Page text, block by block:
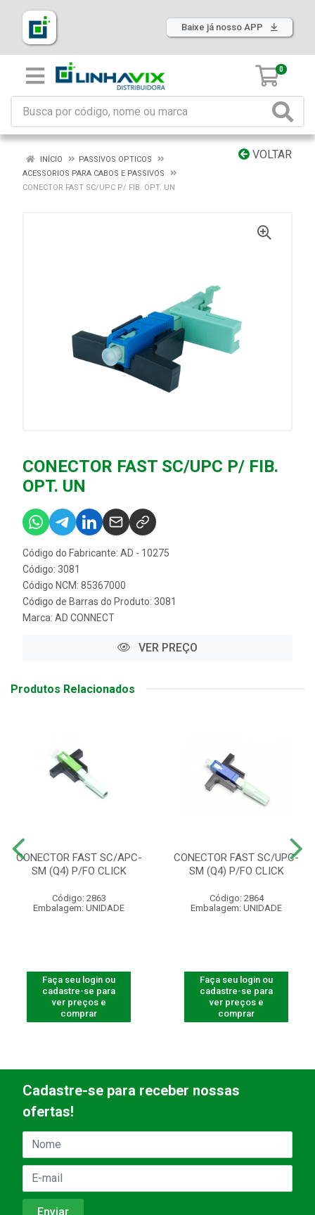
Baixe já nosso APP
0
VOLTAR
INÍCIO
PASSIVOS OPTICOS
ACESSORIOS PARA CABOS E PASSIVOS
CONECTOR FAST SC/UPC P/ FIB. OPT. UN
CONECTOR FAST SC/UPC P/ FIB.
OPT. UN
Código do Fabricante: AD - 10275
Código: 3081
Código NCM: 85367000
Código de Barras do Produto: 3081
Marca: AD CONNECT
VER PREÇO
Produtos Relacionados
CONECTOR FAST SC/APC-
SM (Q4) P/FO CLICK
Código: 2863
Embalagem: UNIDADE
Faça seu login ou
cadastre-se para
ver preços e
comprar
CONECTOR FAST SC/UPC-
SM (Q4) P/FO CLICK
Código: 2864
Embalagem: UNIDADE
Faça seu login ou
cadastre-se para
ver preços e
comprar
Cadastre-se para receber nossas
ofertas!